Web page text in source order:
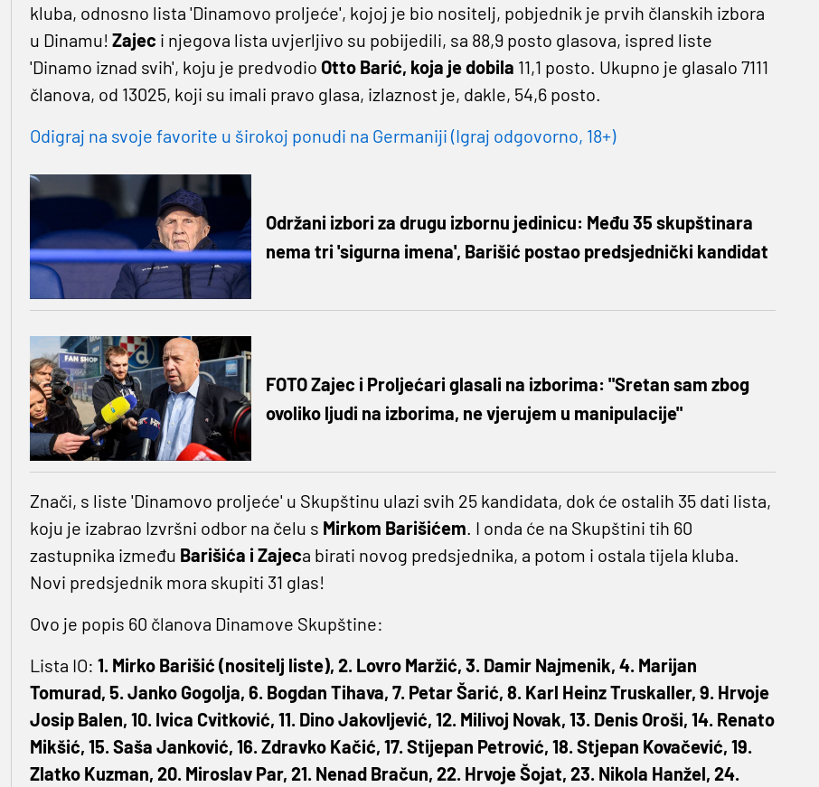
kluba, odnosno lista 'Dinamovo proljeće', kojoj je bio nositelj, pobjednik je prvih članskih izbora
u Dinamu! Zajec i njegova lista uvjerljivo su pobijedili, sa 88,9 posto glasova, ispred liste
'Dinamo iznad svih', koju je predvodio Otto Barić, koja je dobila 11,1 posto. Ukupno je glasalo 7111
članova, od 13025, koji su imali pravo glasa, izlaznost je, dakle, 54,6 posto.
Odigraj na svoje favorite u širokoj ponudi na Germaniji (Igraj odgovorno, 18+)
Održani izbori za drugu izbornu jedinicu: Među 35 skupštinara
nema tri 'sigurna imena', Barišić postao predsjednički kandidat
FOTO Zajec i Proljećari glasali na izborima: "Sretan sam zbog
ovoliko ljudi na izborima, ne vjerujem u manipulacije"
Znači, s liste 'Dinamovo proljeće' u Skupštinu ulazi svih 25 kandidata, dok će ostalih 35 dati lista,
koju je izabrao Izvršni odbor na čelu s Mirkom Barišićem. I onda će na Skupštini tih 60
zastupnika između Barišića i Zajeca birati novog predsjednika, a potom i ostala tijela kluba.
Novi predsjednik mora skupiti 31 glas!
Ovo je popis 60 članova Dinamove Skupštine:
Lista IO: 1. Mirko Barišić (nositelj liste), 2. Lovro Maržić, 3. Damir Najmenik, 4. Marijan
Tomurad, 5. Janko Gogolja, 6. Bogdan Tihava, 7. Petar Šarić, 8. Karl Heinz Truskaller, 9. Hrvoje
Josip Balen, 10. Ivica Cvitković, 11. Dino Jakovljević, 12. Milivoj Novak, 13. Denis Oroši, 14. Renato
Mikšić, 15. Saša Janković, 16. Zdravko Kačić, 17. Stijepan Petrović, 18. Stjepan Kovačević, 19.
Zlatko Kuzman, 20. Miroslav Par, 21. Nenad Bračun, 22. Hrvoje Šojat, 23. Nikola Hanžel, 24.